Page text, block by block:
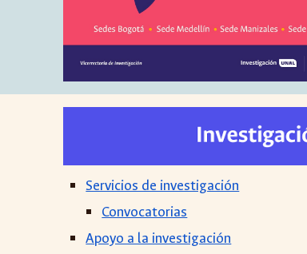
Servicios de investigación
Convocatorias
Apoyo a la investigación